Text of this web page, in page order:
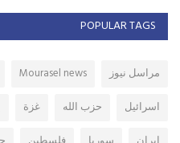
POPULAR TAGS
مراسل نيوز Mourasel news
اسرائيل
حزب الله غزة